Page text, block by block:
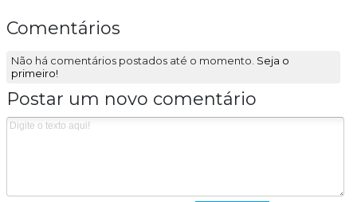
Comentários
Não há comentários postados até o momento. Seja o
primeiro!
Postar um novo comentário